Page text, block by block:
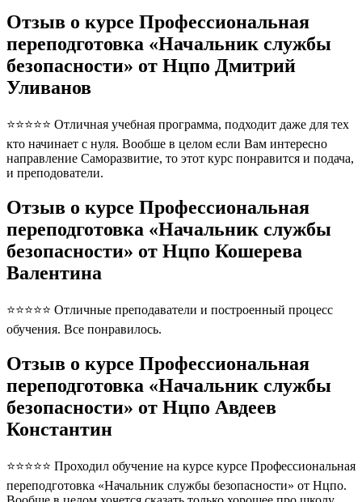
Отзыв о курсе Профессиональная
переподготовка «Начальник службы
безопасности» от Нцпо Дмитрий
Уливанов
⭐⭐⭐⭐⭐ Отличная учебная программа, подходит даже для тех
кто начинает с нуля. Вообше в целом если Вам интересно
направление Саморазвитие, то этот курс понравится и подача,
и преподователи.
Отзыв о курсе Профессиональная
переподготовка «Начальник службы
безопасности» от Нцпо Кошерева
Валентина
⭐⭐⭐⭐⭐ Отличные преподаватели и построенный процесс
обучения. Все понравилось.
Отзыв о курсе Профессиональная
переподготовка «Начальник службы
безопасности» от Нцпо Авдеев
Константин
⭐⭐⭐⭐⭐ Проходил обучение на курсе курсе Профессиональная
переподготовка «Начальник службы безопасности» от Нцпо.